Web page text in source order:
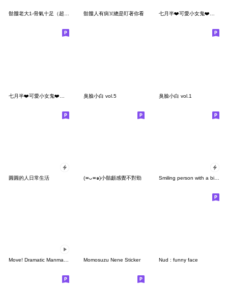
骷髏老大1-骨氣十足（超嗆篇） 骷髏人有病☠️總是盯著你看 七月半❤️可愛小女鬼❤️誇張表情
臭臉小白 vol.5 臭臉小白 vol.1
圓圓的人日常生活 (≖ᴗ≖๑)小骷顱感覺不對勁 Smiling person with a big nose
Move! Dramatic Manmaru-kun Momosuzu Nene Sticker Nud : funny face